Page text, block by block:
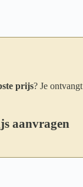
prijs? Je
aanvragen